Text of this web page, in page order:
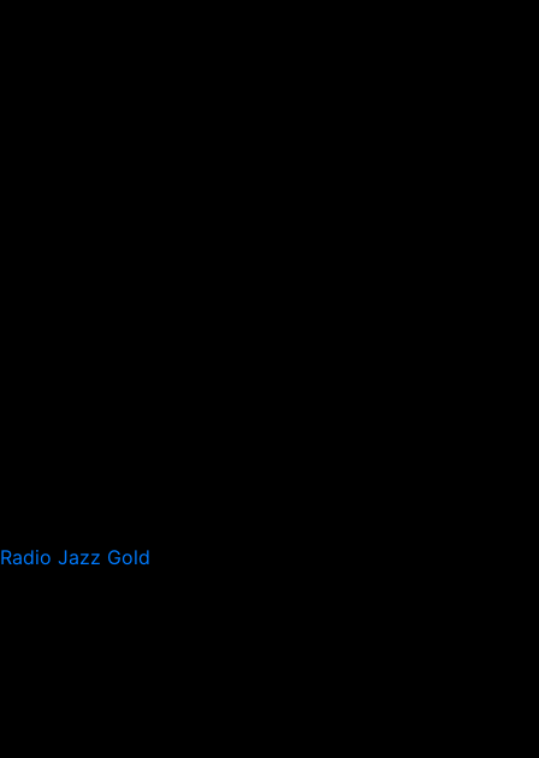
Radio Jazz Gold